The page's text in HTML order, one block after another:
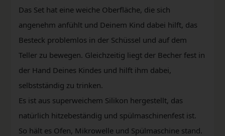
Das Set hat eine weiche Oberfläche, die sich
angenehm anfühlt und Deinem Kind dabei hilft, das
Besteck problemlos in der Schüssel und auf dem
Teller zu bewegen. Gleichzeitig liegt der Becher fest in
der Hand Deines Kindes und hilft ihm dabei,
selbstständig zu trinken.
Es ist aus superweichem Silikon hergestellt, das
natürlich hitzebeständig und spülmaschinenfest ist.
So hält es Ofen, Mikrowelle und Spülmaschine stand.